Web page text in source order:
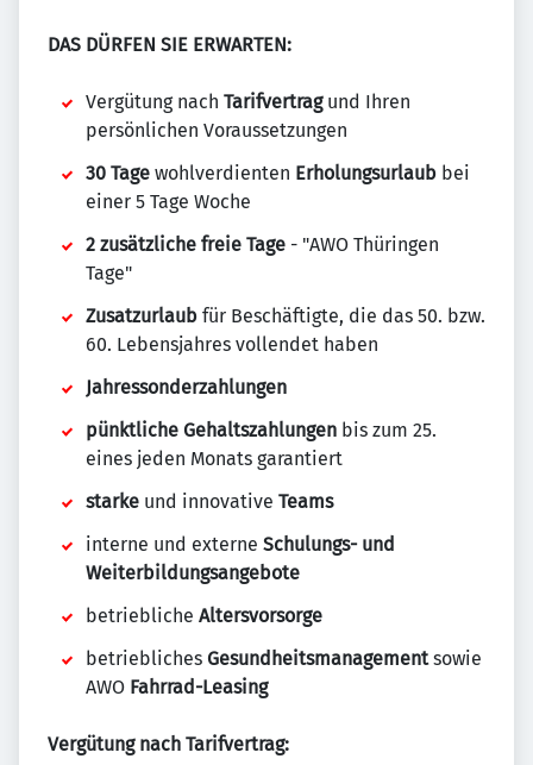
DAS DÜRFEN SIE ERWARTEN:
Vergütung nach Tarifvertragund Ihren
persönlichen Voraussetzungen
30 Tage wohlverdienten Erholungsurlaub bei
einer 5 Tage Woche
2 zusätzliche freie Tage - "AWO Thüringen
Tage"
Zusatzurlaub für Beschäftigte, die das 50. bzw.
60. Lebensjahres vollendet haben
Jahressonderzahlungen
pünktliche Gehaltszahlungen bis zum 25.
eines jeden Monats garantiert
starke und innovative Teams
interne und externe Schulungs- und
Weiterbildungsangebote
betriebliche Altersvorsorge
betriebliches Gesundheitsmanagementsowie
AWO Fahrrad-Leasing
Vergütung nach Tarifvertrag: